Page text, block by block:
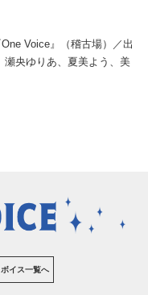
Voice』（稽古場）／出
瀬央ゆりあ、夏美よう、美
イス一覧へ